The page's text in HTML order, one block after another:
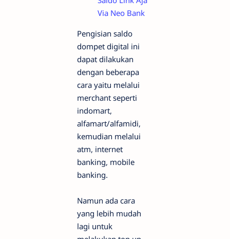
Via Neo Bank
Pengisian saldo
dompet digital ini
dapat dilakukan
dengan beberapa
cara yaitu melalui
merchant seperti
indomart,
alfamart/alfamidi,
kemudian melalui
atm, internet
banking, mobile
banking.
Namun ada cara
yang lebih mudah
lagi untuk